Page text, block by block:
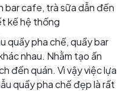
bar cafe, trà sữa dẫn đến
kế hệ thống
quầy pha chế, quầy bar
nhau. Nhằm tạo ấn
đến quán. Vì vậy việc lựa
quầy pha chế đẹp là rất